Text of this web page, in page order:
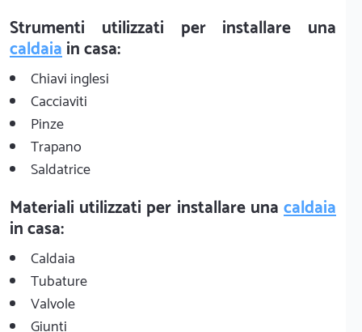
Strumenti utilizzati per installare una
caldaiain casa:
Chiavi inglesi
Cacciaviti
Pinze
Trapano
Saldatrice
Materiali utilizzati per installare una caldaia
in casa:
Caldaia
Tubature
Valvole
Giunti